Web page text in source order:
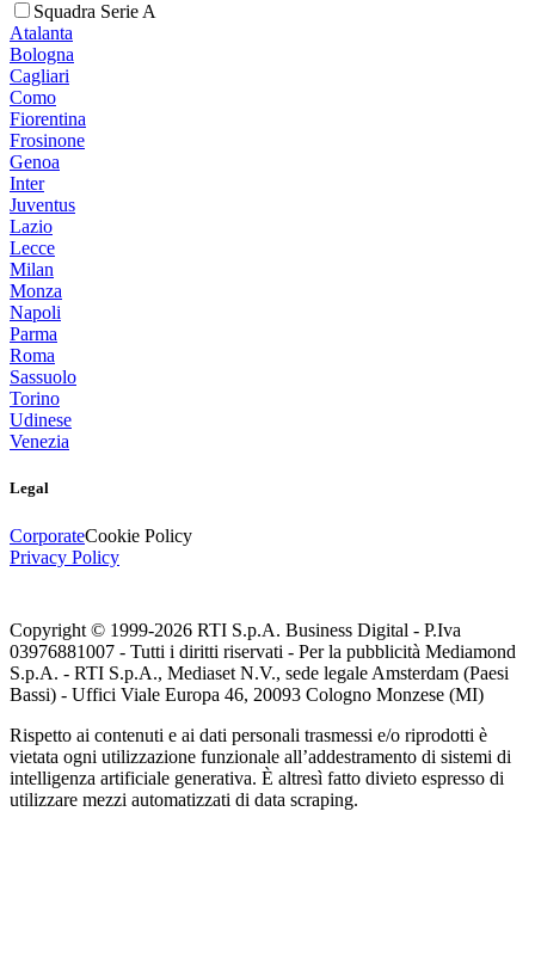
Squadra Serie A
Atalanta
Bologna
Cagliari
Como
Fiorentina
Frosinone
Genoa
Inter
Juventus
Lazio
Lecce
Milan
Monza
Napoli
Parma
Roma
Sassuolo
Torino
Udinese
Venezia
Legal
CorporateCookie Policy
Privacy Policy
Copyright © 1999-2026 RTI S.p.A. Business Digital - P.Iva
03976881007 - Tutti i diritti riservati - Per la pubblicità Mediamond
S.p.A. - RTI S.p.A., Mediaset N.V., sede legale Amsterdam (Paesi
Bassi) - Uffici Viale Europa 46, 20093 Cologno Monzese (MI)
Rispetto ai contenuti e ai dati personali trasmessi e/o riprodotti è
vietata ogni utilizzazione funzionale all’addestramento di sistemi di
intelligenza artificiale generativa. È altresì fatto divieto espresso di
utilizzare mezzi automatizzati di data scraping.